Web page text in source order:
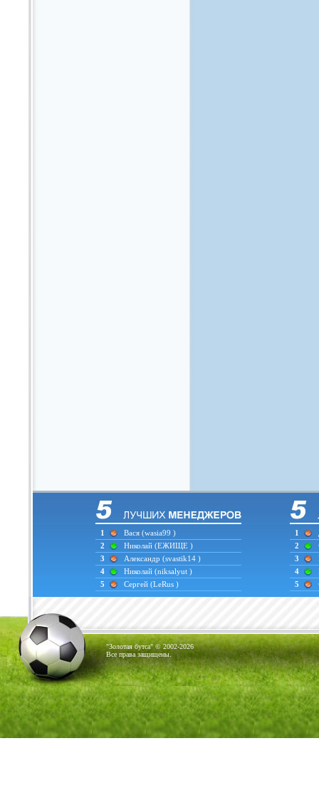
1 Вася (wasia99 )
2
Николай (ЕЖИЩЕ )
3
Александр (svastik14 )
4
Николай (niksalyut )
5
Сергей (LeRus )
1
2
3
4
5
"Золотая бутса" © 2002-2026
Все права защищены.